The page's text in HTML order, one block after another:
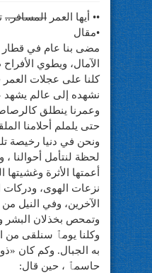
•• أيها العمر المسافر..
•مقال
مضى بنا عام في قطار
الآمال، ويطوي
كلنا على عجلات
نشهده إلى عالم يشهد
وعمرنا ينطلق
حتى يلملم أحلامنا
ونحن في دنيا رخيصة
لحظة لنتأمل أحوالنا
أعمتها الأثرة وغشيتها
نزعات الهوى،
الآخرين، وفي النيل
وتمحص بخذلان البشر
وكلنا يومٱ سنلقى من
به الجبال. وكم كان
حاسمٱ ، حين قال: